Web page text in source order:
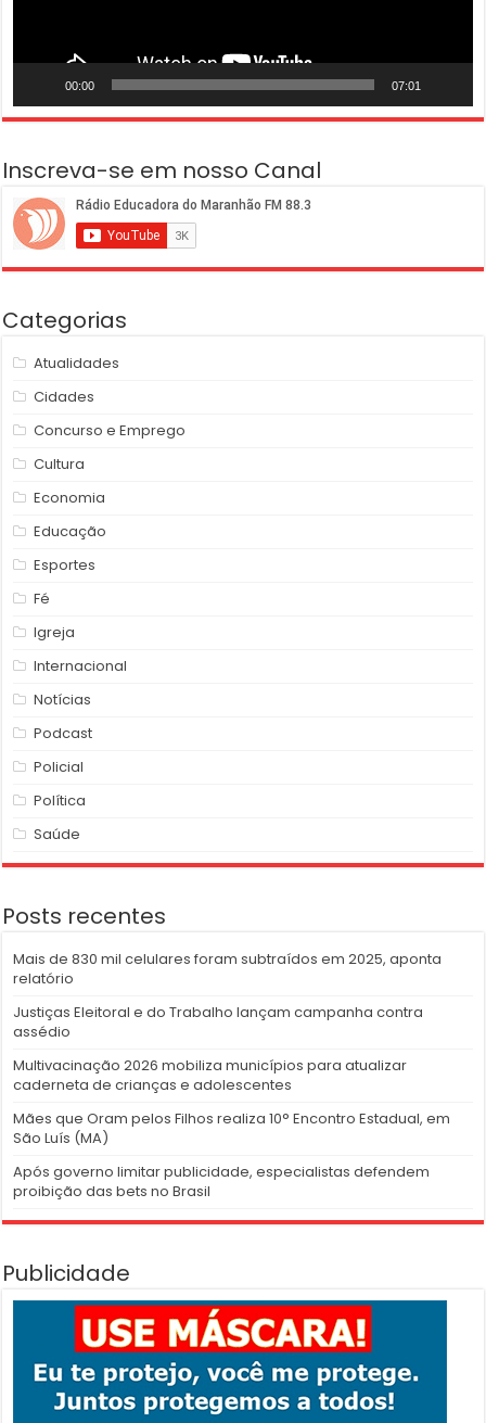
00:00 07:01
Inscreva-se em nosso Canal
Categorias
Atualidades
Cidades
Concurso e Emprego
Cultura
Economia
Educação
Esportes
Fé
Igreja
Internacional
Notícias
Podcast
Policial
Política
Saúde
Posts recentes
Mais de 830 mil celulares foram subtraídos em 2025, aponta
relatório
Justiças Eleitoral e do Trabalho lançam campanha contra
assédio
Multivacinação 2026 mobiliza municípios para atualizar
caderneta de crianças e adolescentes
Mães que Oram pelos Filhos realiza 10° Encontro Estadual, em
São Luís (MA)
Após governo limitar publicidade, especialistas defendem
proibição das bets no Brasil
Publicidade